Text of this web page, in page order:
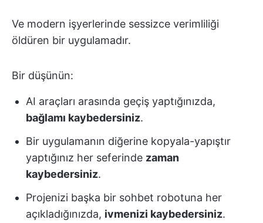
Ve modern işyerlerinde sessizce verimliliği
öldüren bir uygulamadır.
Bir düşünün:
AI araçları arasında geçiş yaptığınızda,
bağlamı kaybedersiniz.
Bir uygulamanın diğerine kopyala-yapıştır
yaptığınız her seferinde zaman
kaybedersiniz.
Projenizi başka bir sohbet robotuna her
açıkladığınızda, ivmenizi kaybedersiniz.